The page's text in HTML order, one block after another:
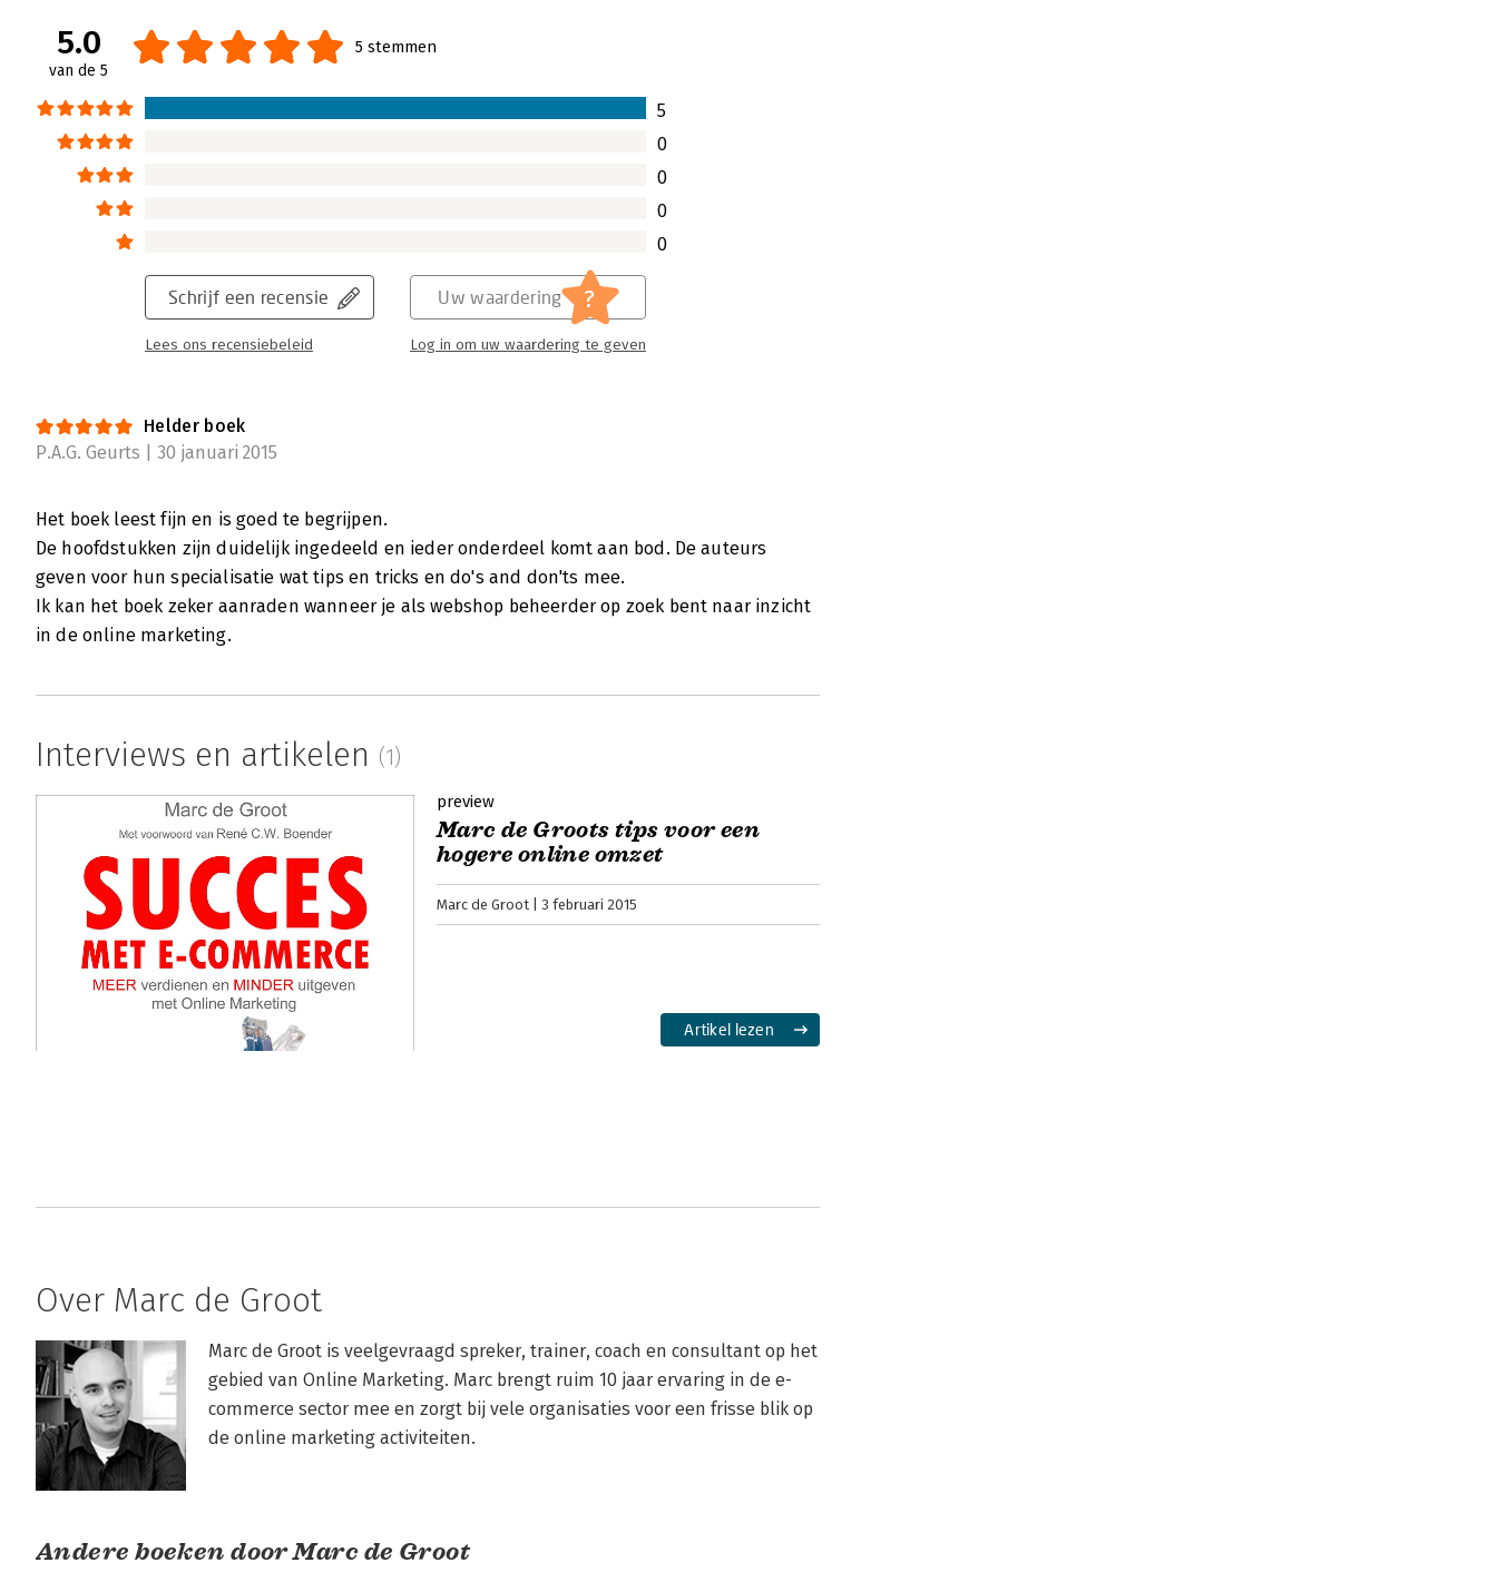
5.0
van de 5
5 stemmen
5
0
0
0
0
Schrijf een recensie
Lees ons recensiebeleid
Uw waardering ?
Log in om uw waardering te geven
Helder boek
P.A.G. Geurts | 30 januari 2015
Het boek leest fijn en is goed te begrijpen.
De hoofdstukken zijn duidelijk ingedeeld en ieder onderdeel komt aan bod. De auteurs
geven voor hun specialisatie wat tips en tricks en do's and don'ts mee.
Ik kan het boek zeker aanraden wanneer je als webshop beheerder op zoek bent naar inzicht
in de online marketing.
Interviews en artikelen (1)
preview
Marc de Groots tips voor een
hogere online omzet
Marc de Groot 3 februari 2015
Artikel lezen
Over Marc de Groot
Marc de Groot is veelgevraagd spreker, trainer, coach en consultant op het
gebied van Online Marketing. Marc brengt ruim 10 jaar ervaring in de e-
commerce sector mee en zorgt bij vele organisaties voor een frisse blik op
de online marketing activiteiten.
Andere boeken door Marc de Groot